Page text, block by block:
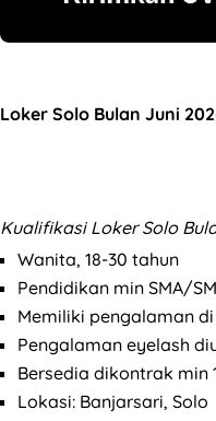
Loker Solo Bulan Juni
Kualifikasi Loker Solo
Wanita, 18-30 tahun
Pendidikan min SMA/
Memiliki pengalaman
Pengalaman eyelash
Bersedia dikontrak min
Lokasi: Banjarsari, Solo